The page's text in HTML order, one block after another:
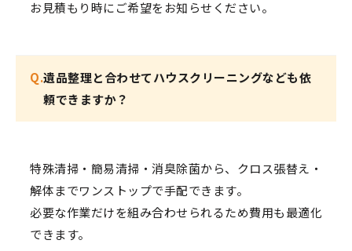
お見積もり時にご希望をお知らせください。
Q.遺品整理と合わせてハウスクリーニングなども依
頼できますか？
特殊清掃・簡易清掃・消臭除菌から、クロス張替え・
解体までワンストップで手配できます。
必要な作業だけを組み合わせられるため費用も最適化
できます。